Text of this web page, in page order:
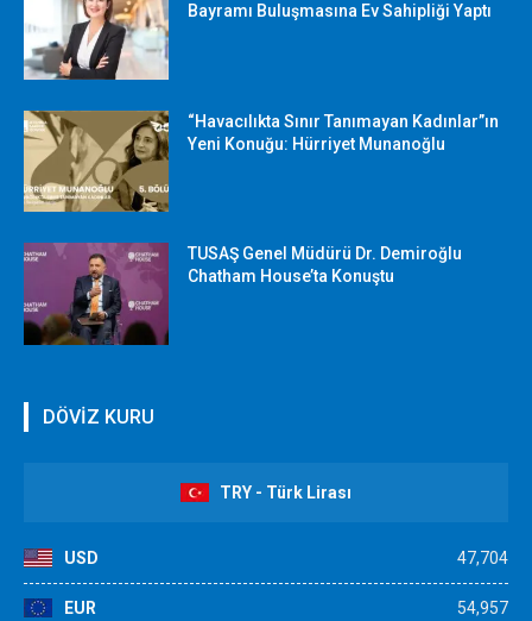
Bayramı Buluşmasına Ev Sahipliği Yaptı
“Havacılıkta Sınır Tanımayan Kadınlar”ın
Yeni Konuğu: Hürriyet Munanoğlu
TUSAŞ Genel Müdürü Dr. Demiroğlu
Chatham House’ta Konuştu
DÖVİZ KURU
TRY - Türk Lirası
USD 47,704
EUR 54,957